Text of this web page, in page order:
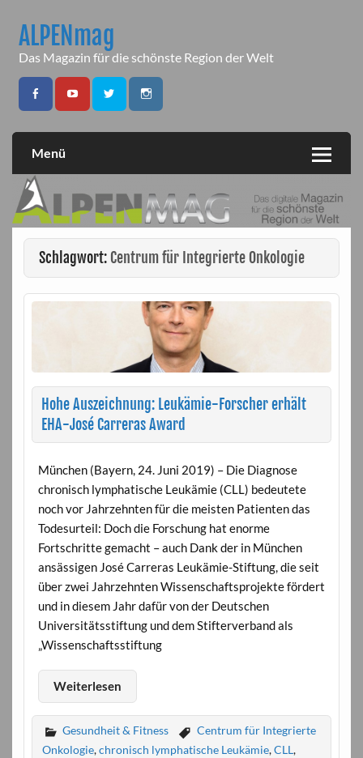
contentALPENmag
Das Magazin für die schönste Region der Welt
Menü
Schlagwort: Centrum für Integrierte Onkologie
Hohe Auszeichnung: Leukämie-Forscher erhält
EHA-José Carreras Award
München (Bayern, 24. Juni 2019) – Die Diagnose
chronisch lymphatische Leukämie (CLL) bedeutete
noch vor Jahrzehnten für die meisten Patienten das
Todesurteil: Doch die Forschung hat enorme
Fortschritte gemacht – auch Dank der in München
ansässigen José Carreras Leukämie-Stiftung, die seit
über zwei Jahrzehnten Wissenschaftsprojekte fördert
und in diesem Jahr dafür von der Deutschen
Universitätsstiftung und dem Stifterverband als
„Wissenschaftsstiftung
Weiterlesen
Gesundheit & Fitness
Centrum für Integrierte
Onkologie,chronisch lymphatische Leukämie,CLL,